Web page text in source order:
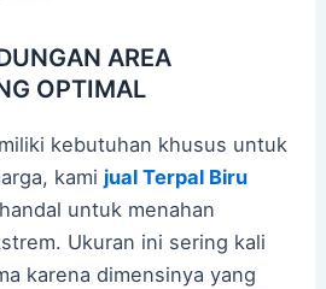
AREA
OPTIMAL
kebutuhan khusus untuk
kami jual Terpal Biru
untuk menahan
Ukuran ini sering kali
karena dimensinya yang